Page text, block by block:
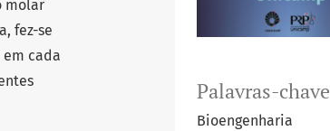
Palavras-chave
Bioengenharia
molar
fez-se
cada